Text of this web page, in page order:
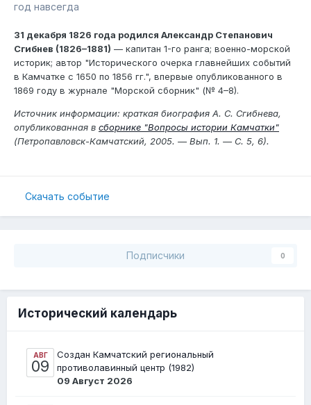
год навсегда
31 декабря 1826 года родился Александр Степанович
Сгибнев (1826–1881) — капитан 1-го ранга; военно-морской
историк; автор "Исторического очерка главнейших событий
в Камчатке с 1650 по 1856 гг.", впервые опубликованного в
1869 году в журнале "Морской сборник" (№ 4–8).
Источник информации: краткая биография А. С. Сгибнева,
опубликованная в сборнике "Вопросы истории Камчатки"
(Петропавловск-Камчатский, 2005. — Вып. 1. — С. 5, 6).
Скачать событие
Подписчики 0
Исторический календарь
АВГ
09
Создан Камчатский региональный
противолавинный центр (1982)
09 Август 2026